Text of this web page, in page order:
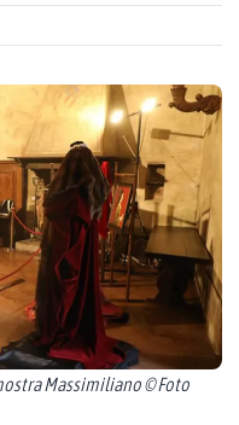
Massimiliano © Foto